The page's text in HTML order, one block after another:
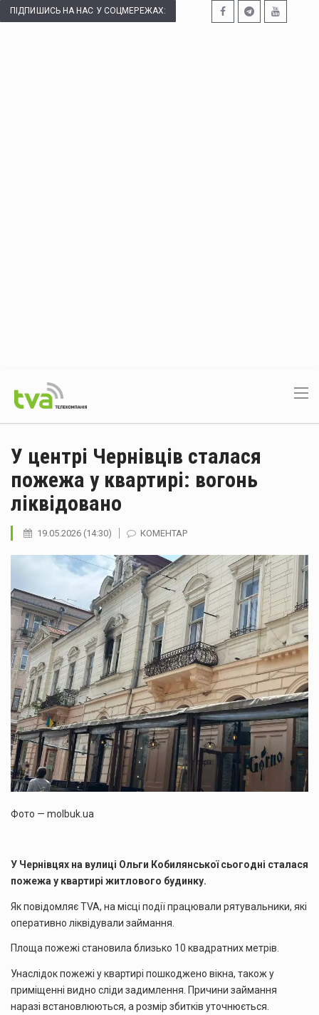
ПІДПИШИСЬ НА НАС У СОЦМЕРЕЖАХ:
У центрі Чернівців сталася
пожежа у квартирі: вогонь
ліквідовано
19.05.2026 (14:30) КОМЕНТАР
Фото — molbuk.ua
У Чернівцях на вулиці Ольги Кобилянської сьогодні сталася
пожежа у квартирі житлового будинку.
Як повідомляє TVA, на місці події працювали рятувальники, які
оперативно ліквідували займання.
Площа пожежі становила близько 10 квадратних метрів.
Унаслідок пожежі у квартирі пошкоджено вікна, також у
приміщенні видно сліди задимлення. Причини займання
наразі встановлюються, а розмір збитків уточнюється.